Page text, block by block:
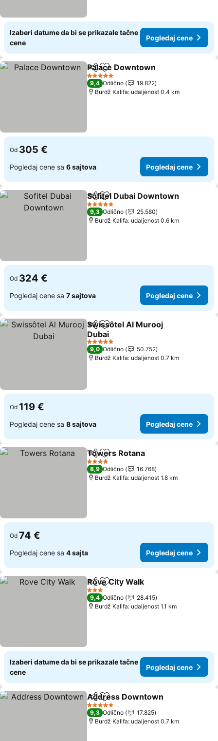
Izaberi datume da bi se prikazale tačne
cene
Pogledaj cene
Deli Dodati u favorite
Palace Downtown
5 Zvezdice
9,4 Odlično
19.822
Burdž Kalifa: udaljenost 0.4 km
Od 305 €
Pogledaj cene sa 6 sajtova Pogledaj cene
Deli Dodati u favorite
Sofitel Dubai Downtown
5 Zvezdice
9,3 Odlično
25.580
Burdž Kalifa: udaljenost 0.6 km
Od 324 €
Pogledaj cene sa 7 sajtova Pogledaj cene
Deli Dodati u favorite
Swissôtel Al Murooj
Dubai
Pogledaj cene
5 Zvezdice
9,0 Odlično
50.752
Burdž Kalifa: udaljenost 0.7 km
Od 119 €
Pogledaj cene sa 8 sajtova Pogledaj cene
Deli Dodati u favorite
Towers Rotana
4 Zvezdice
8,9 Odlično
16.768
Burdž Kalifa: udaljenost 1.8 km
Od 74 €
Pogledaj cene sa 4 sajta Pogledaj cene
Deli Dodati u favorite
Rove City Walk
3 Zvezdice
9,4 Odlično
28.415
Burdž Kalifa: udaljenost 1.1 km
Izaberi datume da bi se prikazale tačne
cene
Pogledaj cene
Deli Dodati u favorite
Address Downtown
5 Zvezdice
9,3 Odlično
17.825
Burdž Kalifa: udaljenost 0.7 km